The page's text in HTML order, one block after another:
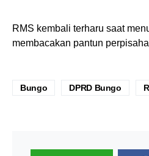
RMS kembali terharu saat
membacakan pantun
Bungo DPRD Bungo